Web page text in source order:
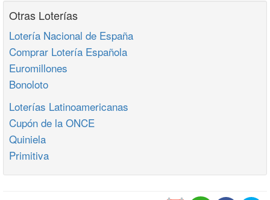
Otras Loterías
Lotería Nacional de España
Comprar Lotería Española
Euromillones
Bonoloto
Loterías Latinoamericanas
Cupón de la ONCE
Quiniela
Primitiva